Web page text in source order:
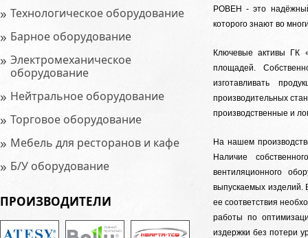
» Технологическое оборудование
» Барное оборудование
» Электромеханическое
оборудование
» Нейтральное оборудование
» Торговое оборудование
» Мебель для ресторанов и кафе
» Б/У оборудование
ПРОИЗВОДИТЕЛИ
РОВЕН - это надёжный
которого знают во
Ключевые активы ГК
площадей.
изготавливать
производительных
производственные и
На нашем
Наличие
вентиляционного
выпускаемых изделий.
ее соответствия
работы по
издержки без потери